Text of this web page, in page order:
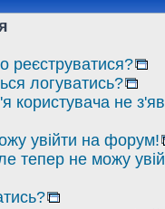
реєструватися?
логуватись?
користувача не
увійти на форум!
тепер не можу